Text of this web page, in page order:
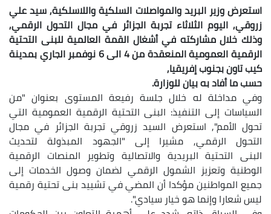
استعرض وزير البريد والمواصلات السلكية واللاسلكية, سيد علي
زروقي, اليوم الثلاثاء تجربة الجزائر في مجال التحول الرقمي,
وذلك خلال مشاركته في أشغال القمة العالمية للبنى التحتية
الرقمية العمومية المنعقدة من 4 الى 6 نوفمبر الجاري بمدينة
كيب تاون بجنوب إفريقيا,
حسب ما أفاد به بيان للوزارة.
وفي مداخلة له خلال جلسة رفيعة المستوى بعنوان "من
السياسات إلى التنفيذ: البنى التحتية الرقمية العمومية التي
تحول الأمم", استعرض السيد زروقي تجربة الجزائر في مجال
التحول الرقمي, مشيرا إلى "الجهود المبذولة لتحديث
البنى التحتية البريدية والاتصالية وتطوير المنصات الرقمية
الوطنية وتعزيز الشمول الرقمي لضمان وصول الخدمات إلى
جميع المواطنين مؤكدا أن المضي في تشييد بنى تحتية رقمية
ليس شعارا وإنما هو خيار سيادي".